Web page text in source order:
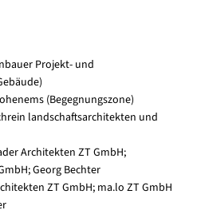
Projekt- und
(Begegnungszone)
landschaftsarchitekten und
Architekten ZT GmbH;
Georg Bechter
ZT GmbH; ma.lo ZT GmbH